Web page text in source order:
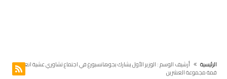
‫الرئيسية‬
‫أرشيف الوسم :‬ الوزير الأول يشارك بجوهانسبورغ في اجتماع تشاوري عشية انعقاد
قمة مجموعة العشرين